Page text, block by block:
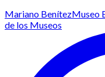
Mariano BenítezMuseo
de los Museos